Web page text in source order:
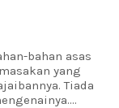
bahan asas
yang
Tiada